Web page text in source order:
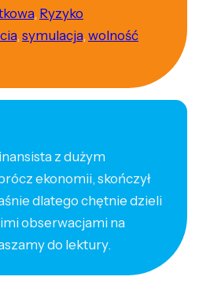
, Ryzyko
, symulacja, wolność
z dużym
ekonomii, skończył
dlatego chętnie dzieli
obserwacjami na
do lektury.